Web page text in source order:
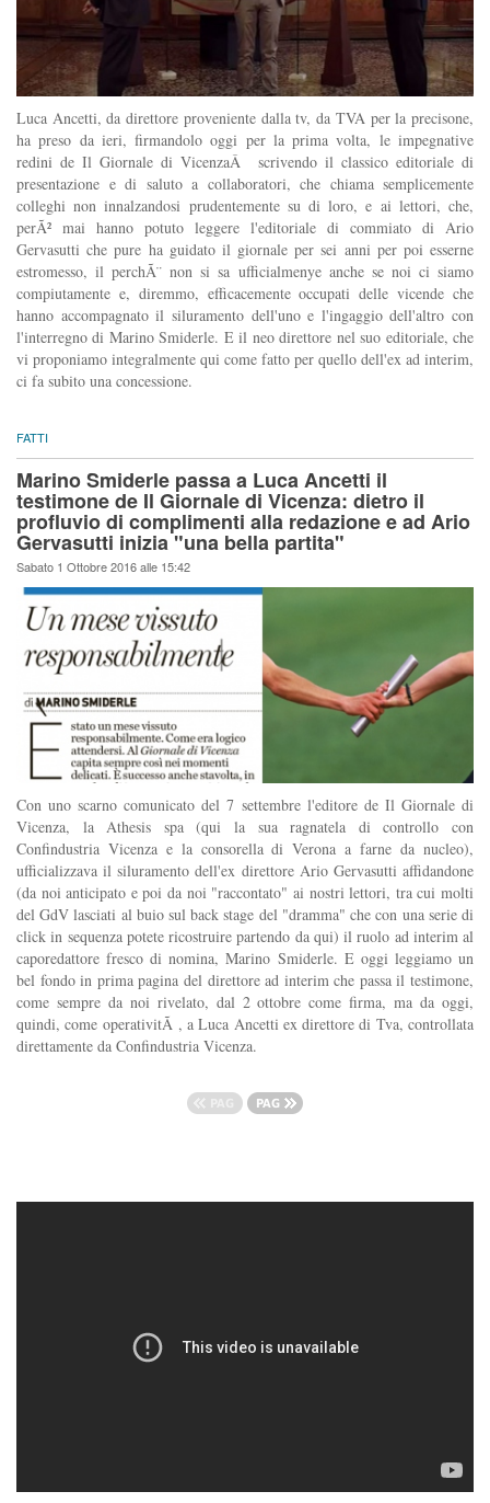
Luca Ancetti, da direttore proveniente dalla tv, da TVA per la precisone,
ha preso da ieri, firmandolo oggi per la prima volta, le impegnative
redini de Il Giornale di VicenzaÂ scrivendo il classico editoriale di
presentazione e di saluto a collaboratori, che chiama semplicemente
colleghi non innalzandosi prudentemente su di loro, e ai lettori, che,
perÃ² mai hanno potuto leggere l'editoriale di commiato di Ario
Gervasutti che pure ha guidato il giornale per sei anni per poi esserne
estromesso, il perchÃ¨ non si sa ufficialmenye anche se noi ci siamo
compiutamente e, diremmo, efficacemente occupati delle vicende che
hanno accompagnato il siluramento dell'uno e l'ingaggio dell'altro con
l'interregno di Marino Smiderle. E il neo direttore nel suo editoriale, che
vi proponiamo integralmente qui come fatto per quello dell'ex ad interim,
ci fa subito una concessione.
FATTI
Marino Smiderle passa a Luca Ancetti il
testimone de Il Giornale di Vicenza: dietro il
profluvio di complimenti alla redazione e ad Ario
Gervasutti inizia "una bella partita"
Sabato 1 Ottobre 2016 alle 15:42
Con uno scarno comunicato del 7 settembre l'editore de Il Giornale di
Vicenza, la Athesis spa (qui la sua ragnatela di controllo con
Confindustria Vicenza e la consorella di Verona a farne da nucleo),
ufficializzava il siluramento dell'ex direttore Ario Gervasutti affidandone
(da noi anticipato e poi da noi "raccontato" ai nostri lettori, tra cui molti
del GdV lasciati al buio sul back stage del "dramma" che con una serie di
click in sequenza potete ricostruire partendo da qui) il ruolo ad interim al
caporedattore fresco di nomina, Marino Smiderle. E oggi leggiamo un
bel fondo in prima pagina del direttore ad interim che passa il testimone,
come sempre da noi rivelato, dal 2 ottobre come firma, ma da oggi,
quindi, come operativitÃ , a Luca Ancetti ex direttore di Tva, controllata
direttamente da Confindustria Vicenza.